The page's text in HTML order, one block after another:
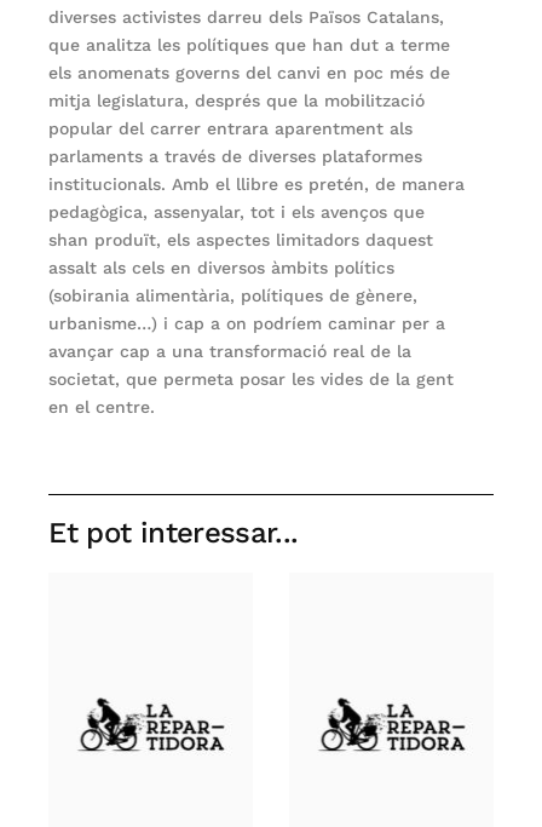
diverses activistes darreu dels Països Catalans,
que analitza les polítiques que han dut a terme
els anomenats governs del canvi en poc més de
mitja legislatura, després que la mobilització
popular del carrer entrara aparentment als
parlaments a través de diverses plataformes
institucionals. Amb el llibre es pretén, de manera
pedagògica, assenyalar, tot i els avenços que
shan produït, els aspectes limitadors daquest
assalt als cels en diversos àmbits polítics
(sobirania alimentària, polítiques de gènere,
urbanisme…) i cap a on podríem caminar per a
avançar cap a una transformació real de la
societat, que permeta posar les vides de la gent
en el centre.
Et pot interessar...